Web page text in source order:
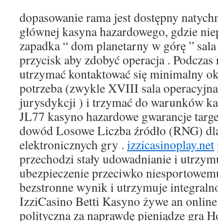
dopasowanie rama jest dostępny
głównej kasyna hazardowego, gdzie
zapadka “ dom planetarny w górę ”
przycisk aby zdobyć operacja .
utrzymać kontaktować się minimalny
potrzeba (zwykle XVIII sala
jurysdykcji ) i trzymać do warunków
JL77 kasyno hazardowe gwarancje
dowód Losowe Liczba źródło (RNG)
elektronicznych gry . izzicasinoplay.net
przechodzi stały udowadnianie i
ubezpieczenie przeciwko
bezstronne wynik i utrzymuje
IzziCasino Betti Kasyno żywe an
polityczna za naprawdę pieniądze gra